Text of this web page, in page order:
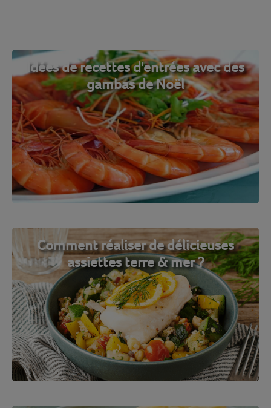
Idées de recettes d'entrées avec des
gambas de Noël
Comment réaliser de délicieuses
assiettes terre & mer ?